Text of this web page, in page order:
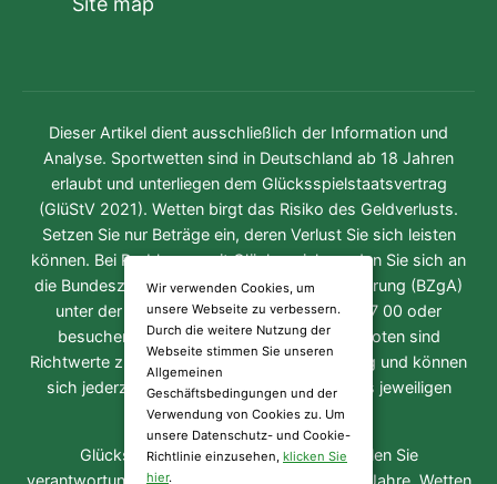
Dieser Artikel dient ausschließlich der Information und
Analyse. Sportwetten sind in Deutschland ab 18 Jahren
erlaubt und unterliegen dem Glücksspielstaatsvertrag
(GlüStV 2021). Wetten birgt das Risiko des Geldverlusts.
Setzen Sie nur Beträge ein, deren Verlust Sie sich leisten
können. Bei Problemen mit Glücksspiel wenden Sie sich an
die Bundeszentrale für gesundheitliche Aufklärung (BZgA)
unter der kostenfreien Hotline 0800 1 37 27 00 oder
besuchen Siecheck-dein-spiel.de . Alle Quoten sind
Richtwerte zum Zeitpunkt der Veröffentlichung und können
sich jederzeit ändern. Es gelten die AGB des jeweiligen
Wettanbieters.
Glücksspiel kann süchtig machen. Spielen Sie
verantwortungsvoll. Nur für Personen über 18 Jahre. Wetten
Wir verwenden Cookies, um
unsere Webseite zu verbessern.
Durch die weitere Nutzung der
Webseite stimmen Sie unseren
Allgemeinen
Geschäftsbedingungen und der
Verwendung von Cookies zu. Um
unsere Datenschutz- und Cookie-
Richtlinie einzusehen, klicken Sie
hier.